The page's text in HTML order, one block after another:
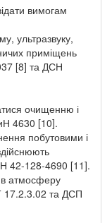
вимогам
ультразвуку,
приміщень
[8] та ДСН
очищенню і
4630 [10].
побутовими і
42-128-4690 [11].
атмосферу
17.2.3.02 та ДСП